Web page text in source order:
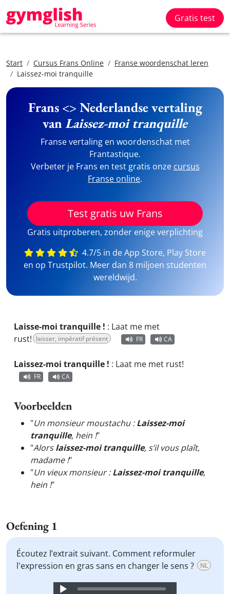
Gratis test
Start Cursus Frans Online
Franse woordenschat leren
Laissez-moi tranquille
Frans <> Nederlandse vertaling
vanLaissez-moi tranquille
Franse vertaling en woordenschat met
Frantastique.
Verbeter je Frans en test gratis onze cursus
Franse online.
Test gratis uw Frans
Gratis uitproberen, zonder enige verplichting
4.7/5 in de App Store, Play Store
en op Trustpilot. Meer dan 8 miljoen studenten
wereldwijd.
Laisse-moi tranquille ! : Laat me met
rust! laisser, impératif présent FR CA
Laissez-moi tranquille ! : Laat me met rust!
FR CA
Voorbeelden
"Un monsieur moustachu :Laissez-moi
tranquille, hein !"
"Alorslaissez-moi tranquille, s’il vous plaît,
madame !"
"Un vieux monsieur :Laissez-moi tranquille,
hein !"
Oefening 1
Écoutez l’extrait suivant. Comment reformuler
l'expression en gras sans en changer le sens ?
NL
Audio